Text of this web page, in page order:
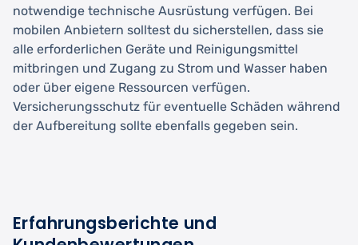
notwendige technische Ausrüstung verfügen. Bei
mobilen Anbietern solltest du sicherstellen, dass sie
alle erforderlichen Geräte und Reinigungsmittel
mitbringen und Zugang zu Strom und Wasser haben
oder über eigene Ressourcen verfügen.
Versicherungsschutz für eventuelle Schäden während
der Aufbereitung sollte ebenfalls gegeben sein.
Erfahrungsberichte und